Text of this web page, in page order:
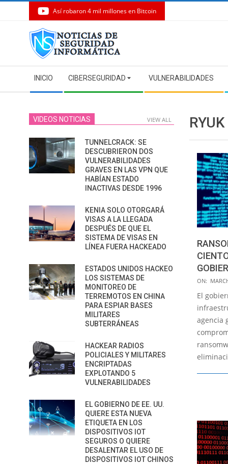
Así robaron 4 mil millones en Bitcoin
Navigation
Menu
INICIO CIBERSEGURIDAD VULNERABILIDADES
RYUK
2021-
03-
10
ON:
El
agencia
VIDEOS NOTICIAS VIEW ALL
TUNNELCRACK: SE
DESCUBRIERON DOS
VULNERABILIDADES
GRAVES EN LAS VPN QUE
HABÍAN ESTADO
INACTIVAS DESDE 1996
KENIA SOLO OTORGARÁ
VISAS A LA LLEGADA
DESPUÉS DE QUE EL
SISTEMA DE VISAS EN
LÍNEA FUERA HACKEADO
ESTADOS UNIDOS HACKEO
LOS SISTEMAS DE
MONITOREO DE
TERREMOTOS EN CHINA
PARA ESPIAR BASES
MILITARES
SUBTERRÁNEAS
HACKEAR RADIOS
POLICIALES Y MILITARES
ENCRIPTADAS
EXPLOTANDO 5
VULNERABILIDADES
EL GOBIERNO DE EE. UU.
QUIERE ESTA NUEVA
ETIQUETA EN LOS
DISPOSITIVOS IOT
SEGUROS O QUIERE
DESALENTAR EL USO DE
DISPOSITIVOS IOT CHINOS